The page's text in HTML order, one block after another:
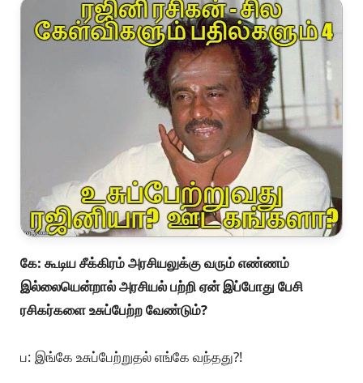
கே: கூடிய சீக்கிரம் அரசியலுக்கு வரும் எண்ணம்
இல்லையென்றால் அரசியல் பற்றி ஏன் இப்போது பேசி
ரசிகர்களை உசுப்பேற்ற வேண்டும்?
ப: இங்கே உசுப்பேற்றுதல் எங்கே வந்தது?!